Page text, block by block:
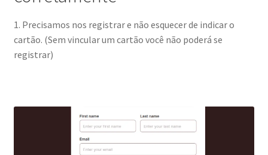
1. Precisamos nos registrar e não esquecer de indicar o
cartão. (Sem vincular um cartão você não poderá se
registrar)